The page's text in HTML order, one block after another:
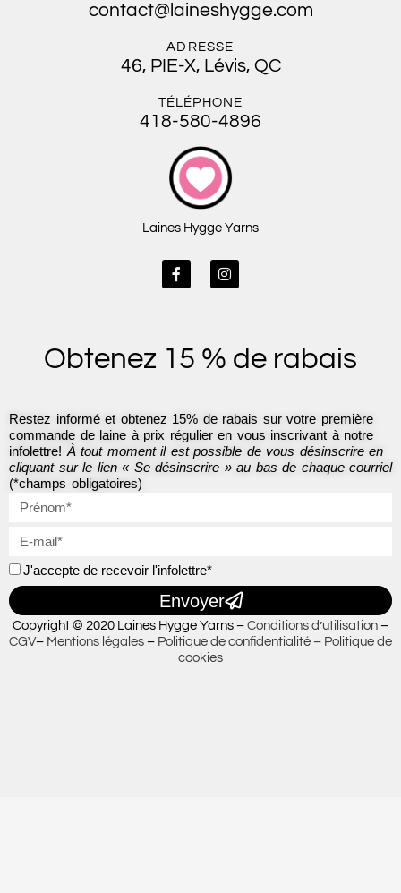
contact@laineshygge.com
ADRESSE
46, PIE-X, Lévis, QC
TÉLÉPHONE
418-580-4896
Laines Hygge Yarns
F
a
o
k
I
n
r
a
Obtenez 15 % de rabais
Restez informé et obtenez 15% de rabais sur votre première
commande de laine à prix régulier en vous inscrivant à notre
infolettre! À tout moment il est possible de vous désinscrire en
cliquant sur le lien « Se désinscrire » au bas de chaque courriel
(*champs obligatoires)
J'accepte de recevoir l'infolettre*
Envoyer
Copyright © 2020 Laines Hygge Yarns – Conditions d’utilisation –
CGV– Mentions légales – Politique de confidentialité – Politique de
cookies